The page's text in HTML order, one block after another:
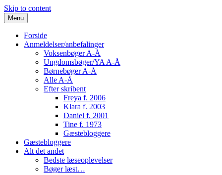
Skip to content
Menu
Forside
Anmeldelser/anbefalinger
Voksenbøger A-Å
Ungdomsbøger/YA A-Å
Børnebøger A-Å
Alle A-Å
Efter skribent
Freya f. 2006
Klara f. 2003
Daniel f. 2001
Tine f. 1973
Gæstebloggere
Gæstebloggere
Alt det andet
Bedste læseoplevelser
Bøger læst…